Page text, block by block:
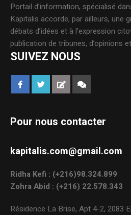
Portail d’information, spécialisé
Kapitalis accorde, par ailleurs, une
débats d’idées et à l’expression
publication de tribunes, d’opinions
SUIVEZ NOUS
Pour nous contacter
kapitalis.com@gmail.com
Ridha Kefi : (+216)98.324.899
Zohra Abid : (+216) 22.578.343
Résidence La Brise, Apt 4-2, 2083